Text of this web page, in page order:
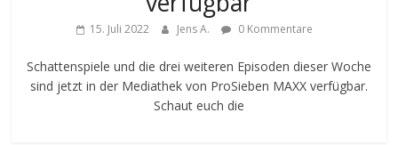
15. Juli 2022 Jens A. 0 Kommentare
Schattenspiele und die drei weiteren Episoden dieser Woche
sind jetzt in der Mediathek von ProSieben MAXX verfügbar.
Schaut euch die